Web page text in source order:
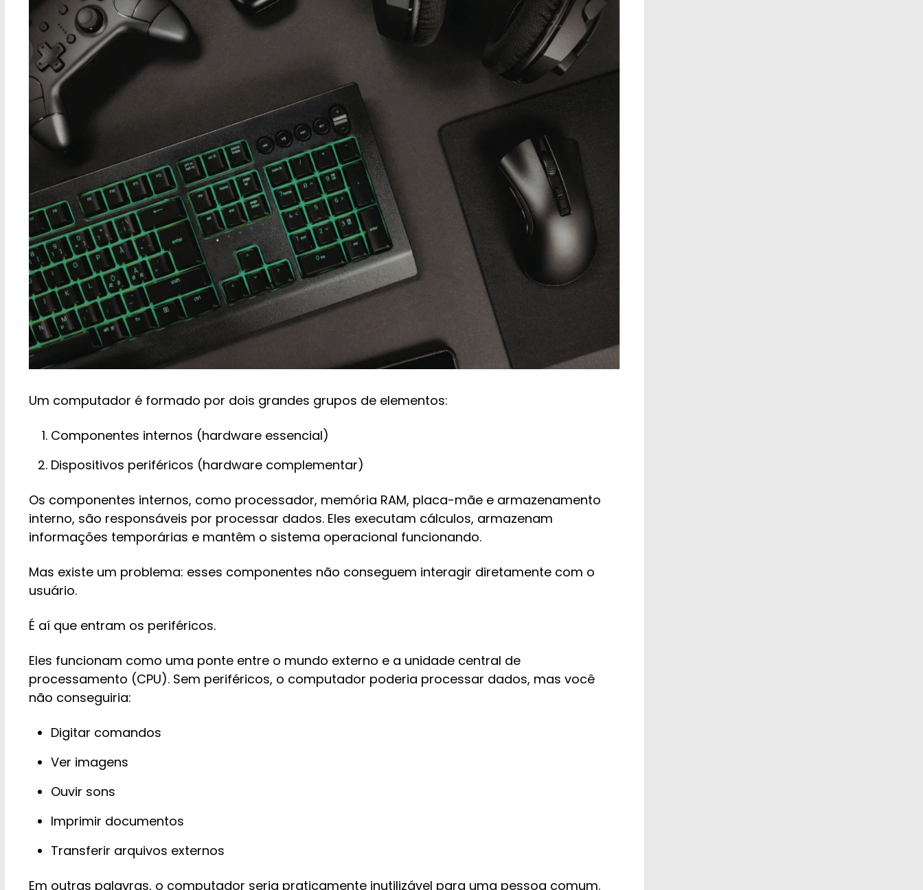
Um computador é formado por dois grandes grupos de elementos:
Componentes internos (hardware essencial)
Dispositivos periféricos (hardware complementar)
Os componentes internos, como processador, memória RAM, placa-mãe e armazenamento
interno, são responsáveis por processar dados. Eles executam cálculos, armazenam
informações temporárias e mantêm o sistema operacional funcionando.
Mas existe um problema: esses componentes não conseguem interagir diretamente com o
usuário.
É aí que entram os periféricos.
Eles funcionam como uma ponte entre o mundo externo e a unidade central de
processamento (CPU). Sem periféricos, o computador poderia processar dados, mas você
não conseguiria:
Digitar comandos
Ver imagens
Ouvir sons
Imprimir documentos
Transferir arquivos externos
Em outras palavras, o computador seria praticamente inutilizável para uma pessoa comum.